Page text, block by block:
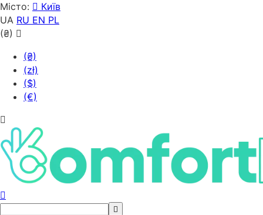
Місто:
Київ
UA RU EN PL
(₴)
(₴)
(zł)
($)
(€)